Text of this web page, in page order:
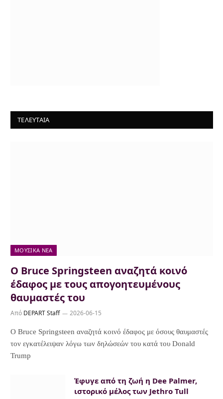
ΤΕΛΕΥΤΑΙΑ
ΜΟΥΣΙΚΆ ΝΈΑ
Ο Bruce Springsteen αναζητά κοινό
έδαφος με τους απογοητευμένους
θαυμαστές του
Από DEPART Staff 2026-06-15
Ο Bruce Springsteen αναζητά κοινό έδαφος με όσους θαυμαστές
τον εγκατέλειψαν λόγω των δηλώσεών του κατά του Donald
Trump
Έφυγε από τη ζωή η Dee Palmer,
ιστορικό μέλος των Jethro Tull